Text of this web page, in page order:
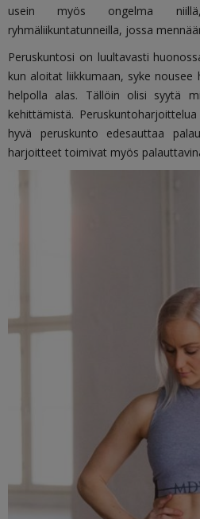
usein myös ongelma
ryhmäliikuntatunneilla, jossa
Peruskuntosi on luultavasti
kun aloitat liikkumaan, syke nousee
helpolla alas. Tällöin olisi syytä
kehittämistä.
hyvä peruskunto edesauttaa
harjoitteet toimivat myös